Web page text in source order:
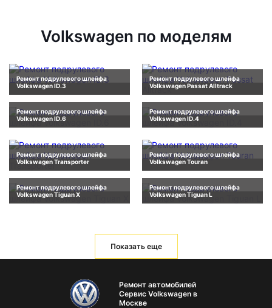
Volkswagen по моделям
Ремонт подрулевого шлейфа
Volkswagen ID.3
Ремонт подрулевого шлейфа
Volkswagen Passat Alltrack
Ремонт подрулевого шлейфа
Volkswagen ID.6
Ремонт подрулевого шлейфа
Volkswagen ID.4
Ремонт подрулевого шлейфа
Volkswagen Transporter
Ремонт подрулевого шлейфа
Volkswagen Touran
Ремонт подрулевого шлейфа
Volkswagen Tiguan X
Ремонт подрулевого шлейфа
Volkswagen Tiguan L
Показать еще
Ремонт автомобилей
Сервис Volkswagen в
Москве